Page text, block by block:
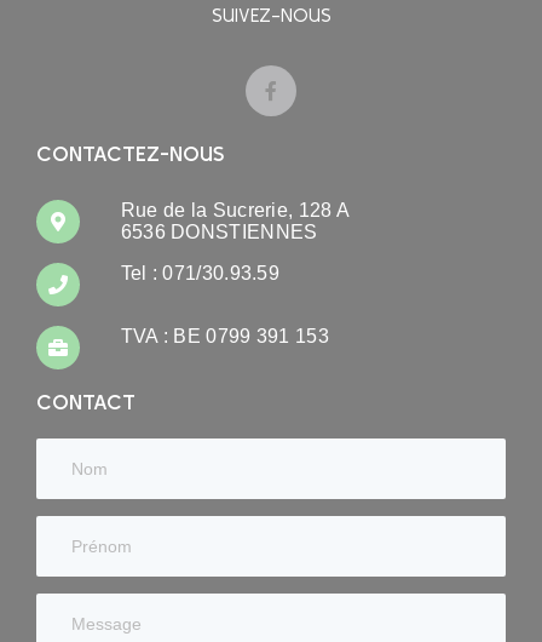
SUIVEZ-NOUS
CONTACTEZ-NOUS
Rue de la Sucrerie, 128 A
6536 DONSTIENNES
Tel : 071/30.93.59
TVA : BE 0799 391 153
CONTACT